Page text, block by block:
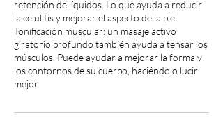
retención de líquidos. Lo que ayuda a reducir
la celulitis y mejorar el aspecto de la piel.
Tonificación muscular: un masaje activo
giratorio profundo también ayuda a tensar los
músculos. Puede ayudar a mejorar la forma y
los contornos de su cuerpo, haciéndolo lucir
mejor.